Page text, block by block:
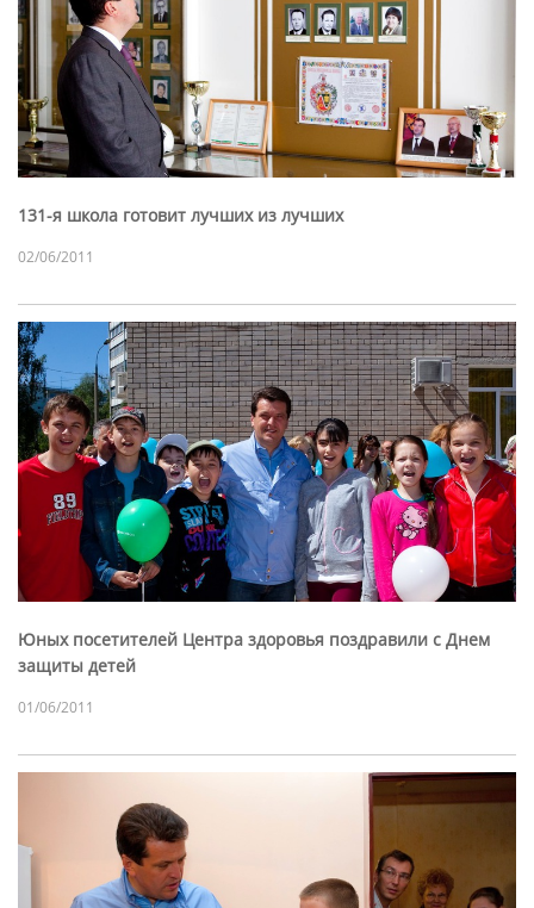
131-я школа готовит лучших из лучших
02/06/2011
Юных посетителей Центра здоровья поздравили с Днем
защиты детей
01/06/2011